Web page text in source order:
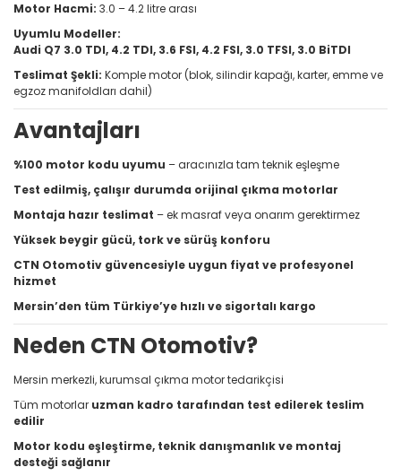
Motor Hacmi: 3.0 – 4.2 litre arası
Uyumlu Modeller:
Audi Q7 3.0 TDI, 4.2 TDI, 3.6 FSI, 4.2 FSI, 3.0 TFSI, 3.0 BiTDI
Teslimat Şekli: Komple motor (blok, silindir kapağı, karter, emme ve
egzoz manifoldları dahil)
Avantajları
%100 motor kodu uyumu – aracınızla tam teknik eşleşme
Test edilmiş, çalışır durumda orijinal çıkma motorlar
Montaja hazır teslimat – ek masraf veya onarım gerektirmez
Yüksek beygir gücü, tork ve sürüş konforu
CTN Otomotiv güvencesiyle uygun fiyat ve profesyonel
hizmet
Mersin’den tüm Türkiye’ye hızlı ve sigortalı kargo
Neden CTN Otomotiv?
Mersin merkezli, kurumsal çıkma motor tedarikçisi
Tüm motorlar uzman kadro tarafından test edilerek teslim
edilir
Motor kodu eşleştirme, teknik danışmanlık ve montaj
desteği sağlanır